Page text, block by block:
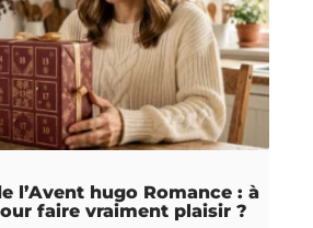
l’Avent hugo Romance : à
faire vraiment plaisir ?